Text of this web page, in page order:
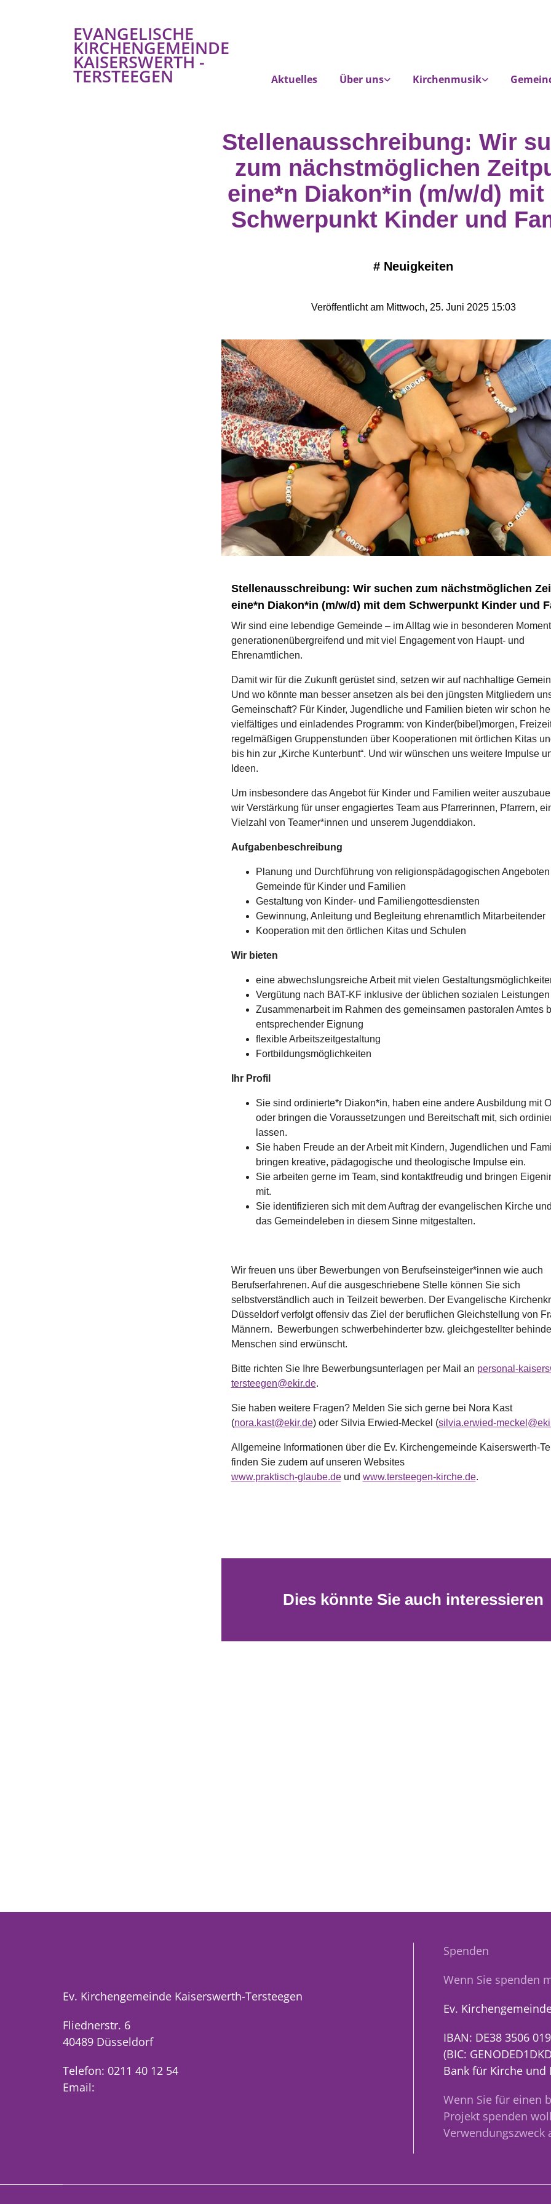
EVANGELISCHE
KIRCHENGEMEINDE
KAISERSWERTH -
TERSTEEGEN Aktuelles Über uns Kirchenmusik
Stellenausschreibung: Wir
zum nächstmöglichen
eine*n Diakon*in (m/w/d) mit
Schwerpunkt Kinder und
# Neuigkeiten
Veröffentlicht am Mittwoch, 25. Juni 2025 15:03
Stellenausschreibung: Wir suchen zum nächstmöglichen
eine*n Diakon*in (m/w/d) mit dem Schwerpunkt Kinder und
Wir sind eine lebendige Gemeinde – im Alltag wie in besonderen
generationenübergreifend und mit viel Engagement von Haupt- und
Ehrenamtlichen.
Damit wir für die Zukunft gerüstet sind, setzen wir auf nachhaltige
Und wo könnte man besser ansetzen als bei den jüngsten Mitgliedern
Gemeinschaft? Für Kinder, Jugendliche und Familien bieten wir schon
vielfältiges und einladendes Programm: von Kinder(bibel)morgen,
regelmäßigen Gruppenstunden über Kooperationen mit örtlichen Kitas
bis hin zur „Kirche Kunterbunt“. Und wir wünschen uns weitere Impulse
Ideen.
Um insbesondere das Angebot für Kinder und Familien weiter
wir Verstärkung für unser engagiertes Team aus Pfarrerinnen, Pfarrern,
Vielzahl von Teamer*innen und unserem Jugenddiakon.
Aufgabenbeschreibung
Planung und Durchführung von religionspädagogischen
Gemeinde für Kinder und Familien
Gestaltung von Kinder- und Familiengottesdiensten
Gewinnung, Anleitung und Begleitung ehrenamtlich Mitarbeitender
Kooperation mit den örtlichen Kitas und Schulen
Wir bieten
eine abwechslungsreiche Arbeit mit vielen
Vergütung nach BAT-KF inklusive der üblichen sozialen Leistungen
Zusammenarbeit im Rahmen des gemeinsamen pastoralen Amtes
entsprechender Eignung
flexible Arbeitszeitgestaltung
Fortbildungsmöglichkeiten
Ihr Profil
Sie sind ordinierte*r Diakon*in, haben eine andere Ausbildung mit
oder bringen die Voraussetzungen und Bereitschaft mit, sich
lassen.
Sie haben Freude an der Arbeit mit Kindern, Jugendlichen und
bringen kreative, pädagogische und theologische Impulse ein.
Sie arbeiten gerne im Team, sind kontaktfreudig und bringen
mit.
Sie identifizieren sich mit dem Auftrag der evangelischen Kirche
das Gemeindeleben in diesem Sinne mitgestalten.
Wir freuen uns über Bewerbungen von Berufseinsteiger*innen wie auch
Berufserfahrenen. Auf die ausgeschriebene Stelle können Sie sich
selbstverständlich auch in Teilzeit bewerben. Der Evangelische
Düsseldorf verfolgt offensiv das Ziel der beruflichen Gleichstellung von
Männern. Bewerbungen schwerbehinderter bzw. gleichgestellter
Menschen sind erwünscht.
Bitte richten Sie Ihre Bewerbungsunterlagen per Mail an personal-
tersteegen@ekir.de.
Sie haben weitere Fragen? Melden Sie sich gerne bei Nora Kast
(nora.kast@ekir.de) oder Silvia Erwied-Meckel (silvia.erwied-
Allgemeine Informationen über die Ev. Kirchengemeinde Kaiserswerth-
finden Sie zudem auf unseren Websites
www.praktisch-glaube.deund www.tersteegen-kirche.de.
Dies könnte Sie auch interessieren
Ev. Kirchengemeinde Kaiserswerth-Tersteegen
Fliednerstr. 6
40489 Düsseldorf
Telefon: 0211 40 12 54
Email:
Spenden
Wenn Sie spenden
Ev.
IBAN: DE38 3506
(BIC:
Bank für Kirche und
Wenn Sie für einen
Projekt spenden
Verwendungszweck